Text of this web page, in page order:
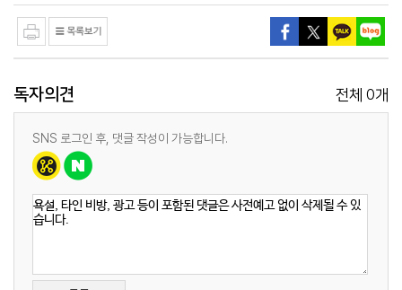
독자의견 전체 0개
SNS 로그인 후, 댓글 작성이 가능합니다.